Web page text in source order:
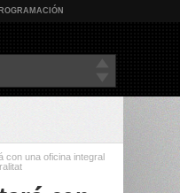
con una oficina integral